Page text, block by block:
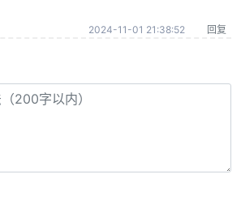
2024-11-01 21:38:52 回复